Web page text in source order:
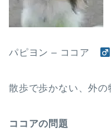
パピヨン – ココア
散歩で歩かない、外の
ココアの問題